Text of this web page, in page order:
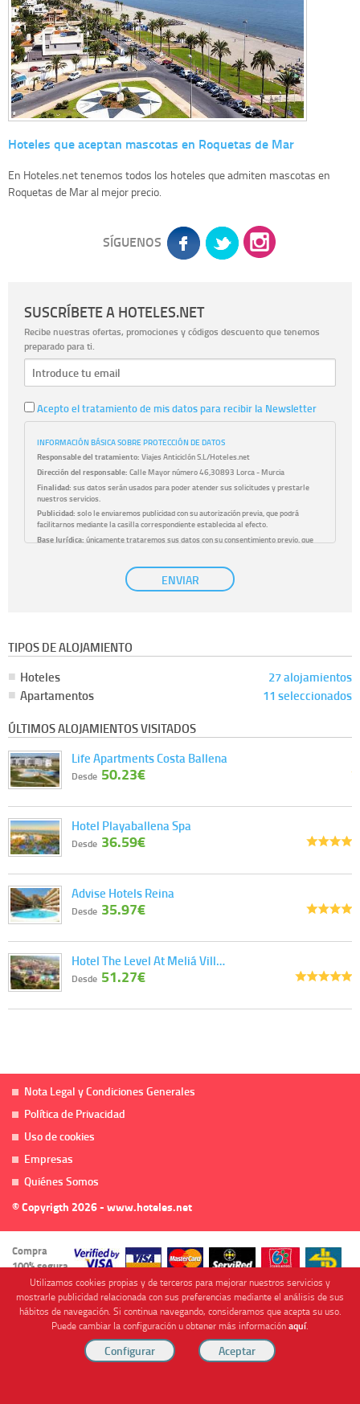
Hoteles que aceptan mascotas en Roquetas de Mar
En Hoteles.net tenemos todos los hoteles que admiten mascotas en
Roquetas de Mar al mejor precio.
SÍGUENOS
SUSCRÍBETE A HOTELES.NET
Recibe nuestras ofertas, promociones y códigos descuento que tenemos
preparado para ti.
Acepto el tratamiento de mis datos para recibir la Newsletter
INFORMACIÓN BÁSICA SOBRE PROTECCIÓN DE DATOS
Responsable del tratamiento: Viajes Anticiclón S.L/Hoteles.net
Dirección del responsable: Calle Mayor número 46,30893 Lorca - Murcia
Finalidad: sus datos serán usados para poder atender sus solicitudes y prestarle
nuestros servicios.
Publicidad: solo le enviaremos publicidad con su autorización previa, que podrá
facilitarnos mediante la casilla correspondiente establecida al efecto.
Base Jurídica: únicamente trataremos sus datos con su consentimiento previo, que
con carácter general, sólo el personal de nuestra entidad que esté
debidamente autorizado podrá tener conocimiento de la información que le pedimos.
No se comunicarán datos a terceros.
Información complementaria:
sobre cómo tratamos sus datos en la
ENVIAR
TIPOS DE ALOJAMIENTO
Hoteles
27 alojamientos
Apartamentos
11 seleccionados
ÚLTIMOS ALOJAMIENTOS VISITADOS
Life Apartments Costa Ballena
Desde 50.23€
Hotel Playaballena Spa
Desde 36.59€
Advise Hotels Reina
Desde 35.97€
Hotel The Level At Meliá Vill…
Desde 51.27€
Nota Legal y Condiciones Generales
Política de Privacidad
Uso de cookies
Empresas
Quiénes Somos
© Copyrigth 2026 - www.hoteles.net
Compra
100% segura
Cofinanciado por
Utilizamos cookies propias y de terceros para mejorar nuestros servicios y
mostrarle publicidad relacionada con sus preferencias mediante el análisis de sus
hábitos de navegación. Si continua navegando, consideramos que acepta su uso.
Puede cambiar la configuración u obtener más informaciónaquí.